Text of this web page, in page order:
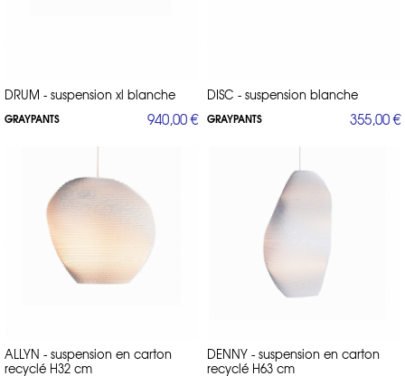
DRUM - suspension xl blanche
GRAYPANTS 940,00 €
DISC - suspension blanche
GRAYPANTS 355,00 €
ALLYN - suspension en carton
recyclé H32 cm
DENNY - suspension en carton
recyclé H63 cm